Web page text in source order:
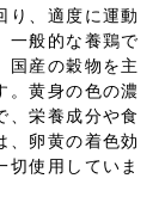
り、適度に運動
一般的な養鶏で
国産の穀物を主
。黄身の色の濃
、栄養成分や食
、卵黄の着色効
使用していま